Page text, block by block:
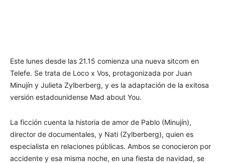
Este lunes desde las 21.15 comienza una nueva sitcom en
Telefe. Se trata de Loco x Vos, protagonizada por Juan
Minujín y Julieta Zylberberg, y es la adaptación de la exitosa
versión estadounidense Mad about You.
La ficción cuenta la historia de amor de Pablo (Minujín),
director de documentales, y Nati (Zylberberg), quien es
especialista en relaciones públicas. Ambos se conocieron por
accidente y esa misma noche, en una fiesta de navidad, se